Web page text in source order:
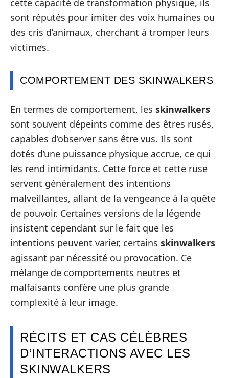
cette capacité de transformation physique, ils
sont réputés pour imiter des voix humaines ou
des cris d’animaux, cherchant à tromper leurs
victimes.
COMPORTEMENT DES SKINWALKERS
En termes de comportement, les skinwalkers
sont souvent dépeints comme des êtres rusés,
capables d’observer sans être vus. Ils sont
dotés d’une puissance physique accrue, ce qui
les rend intimidants. Cette force et cette ruse
servent généralement des intentions
malveillantes, allant de la vengeance à la quête
de pouvoir. Certaines versions de la légende
insistent cependant sur le fait que les
intentions peuvent varier, certains skinwalkers
agissant par nécessité ou provocation. Ce
mélange de comportements neutres et
malfaisants confère une plus grande
complexité à leur image.
RÉCITS ET CAS CÉLÈBRES
D’INTERACTIONS AVEC LES
SKINWALKERS